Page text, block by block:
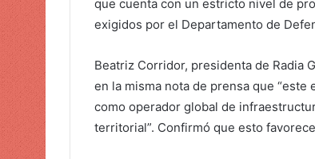
que cuenta con un estricto nivel de
exigidos por el Departamento de
Beatriz Corridor, presidenta de Radia
en la misma nota de prensa que
como operador global de
territorial”. Confirmó que esto